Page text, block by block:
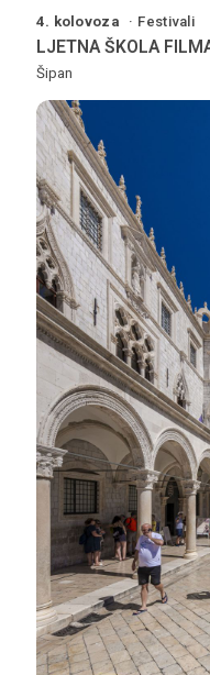
4. kolovoza Festivali
LJETNA ŠKOLA
Šipan